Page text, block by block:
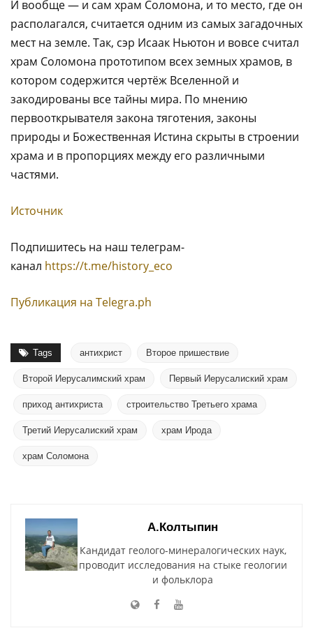
И вообще — и сам храм Соломона, и то место, где он
располагался, считается одним из самых загадочных
мест на земле. Так, сэр Исаак Ньютон и вовсе считал
храм Соломона прототипом всех земных храмов, в
котором содержится чертёж Вселенной и
закодированы все тайны мира. По мнению
первооткрывателя закона тяготения, законы
природы и Божественная Истина скрыты в строении
храма и в пропорциях между его различными
частями.
Источник
Подпишитесь на наш телеграм-
канал https://t.me/history_eco
Публикация на Тelegra.ph
Tags антихрист Второе пришествие
Второй Иерусалимский храм Первый Иерусалиский храм
приход антихриста строительство Третьего храма
Третий Иерусалиский храм храм Ирода
храм Соломона
А.Колтыпин
Кандидат геолого-минералогических наук,
проводит исследования на стыке геологии
и фольклора